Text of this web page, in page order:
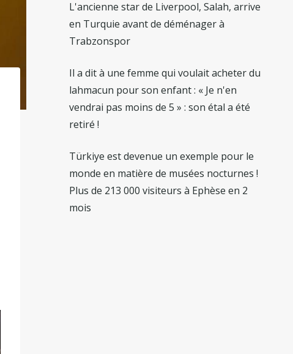
L'ancienne star de Liverpool, Salah, arrive
en Turquie avant de déménager à
Trabzonspor
Il a dit à une femme qui voulait acheter du
lahmacun pour son enfant : « Je n'en
vendrai pas moins de 5 » : son étal a été
retiré !
Türkiye est devenue un exemple pour le
monde en matière de musées nocturnes !
Plus de 213 000 visiteurs à Ephèse en 2
mois